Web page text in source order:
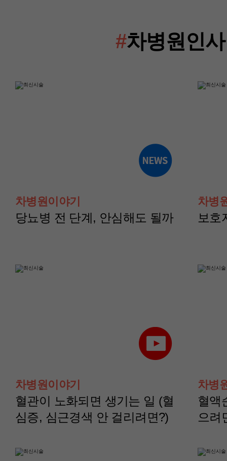
류혜진 교수
윤혜경 교수 이현지 교수
터)
나영정 교수 노주원 교수
#차병원인
차병원이야기
당뇨병 전 단계, 안심해도 될까
차병
보호
차병원이야기
혈관이 노화되면 생기는 일 (혈
심증, 심근경색 안 걸리려면?)
차병
혈액
으려